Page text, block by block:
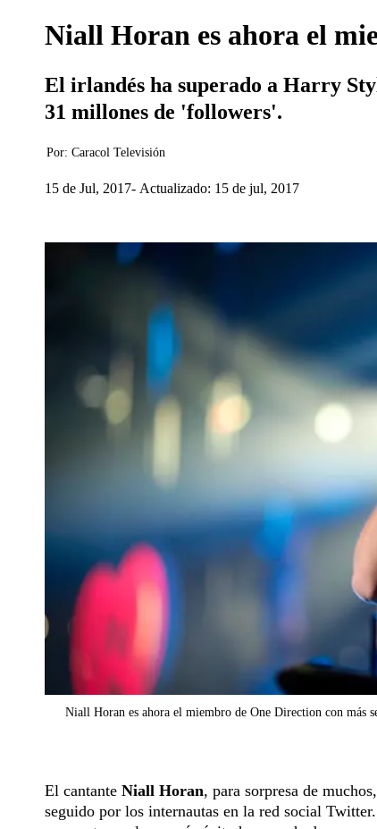
Niall Horan es ahora el
El irlandés ha superado a Harry
31 millones de 'followers'.
Por: Caracol Televisión
15 de Jul, 2017 Actualizado: 15 de jul, 2017
Niall Horan es ahora el miembro de One Direction con más
El cantante Niall Horan, para sorpresa de
seguido por los internautas en la red social